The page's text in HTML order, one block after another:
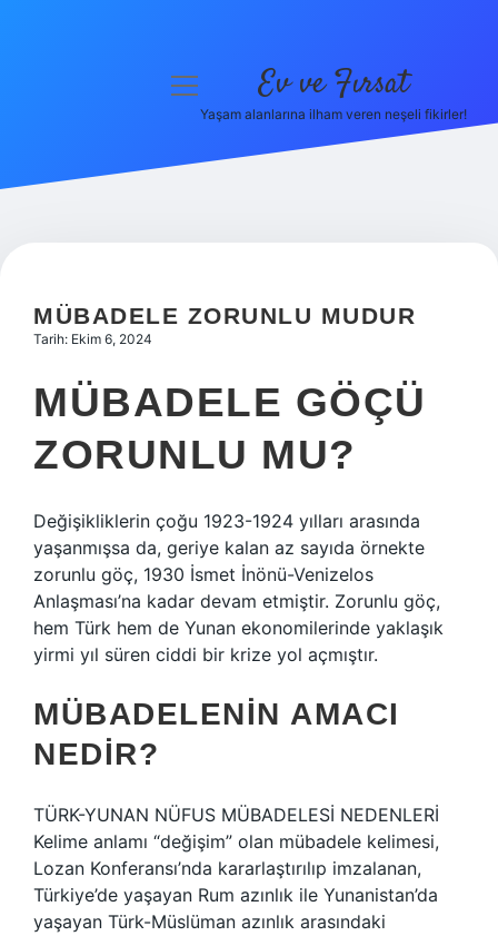
Hakkımızda
menüyü
Ev ve Fırsat
Yaşam alanlarına ilham veren neşeli fikirler!
MÜBADELE ZORUNLU MUDUR
Tarih: Ekim 6, 2024
MÜBADELE GÖÇÜ
ZORUNLU MU?
Değişikliklerin çoğu 1923-1924 yılları arasında
yaşanmışsa da, geriye kalan az sayıda örnekte
zorunlu göç, 1930 İsmet İnönü-Venizelos
Anlaşması’na kadar devam etmiştir. Zorunlu göç,
hem Türk hem de Yunan ekonomilerinde yaklaşık
yirmi yıl süren ciddi bir krize yol açmıştır.
MÜBADELENIN AMACI
NEDIR?
TÜRK-YUNAN NÜFUS MÜBADELESİ NEDENLERİ
Kelime anlamı “değişim” olan mübadele kelimesi,
Lozan Konferansı’nda kararlaştırılıp imzalanan,
Türkiye’de yaşayan Rum azınlık ile Yunanistan’da
yaşayan Türk-Müslüman azınlık arasındaki